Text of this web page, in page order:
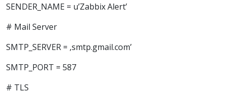
SENDER_NAME = u’Zabbix Alert’
# Mail Server
SMTP_SERVER = ‚smtp.gmail.com’
SMTP_PORT = 587
# TLS